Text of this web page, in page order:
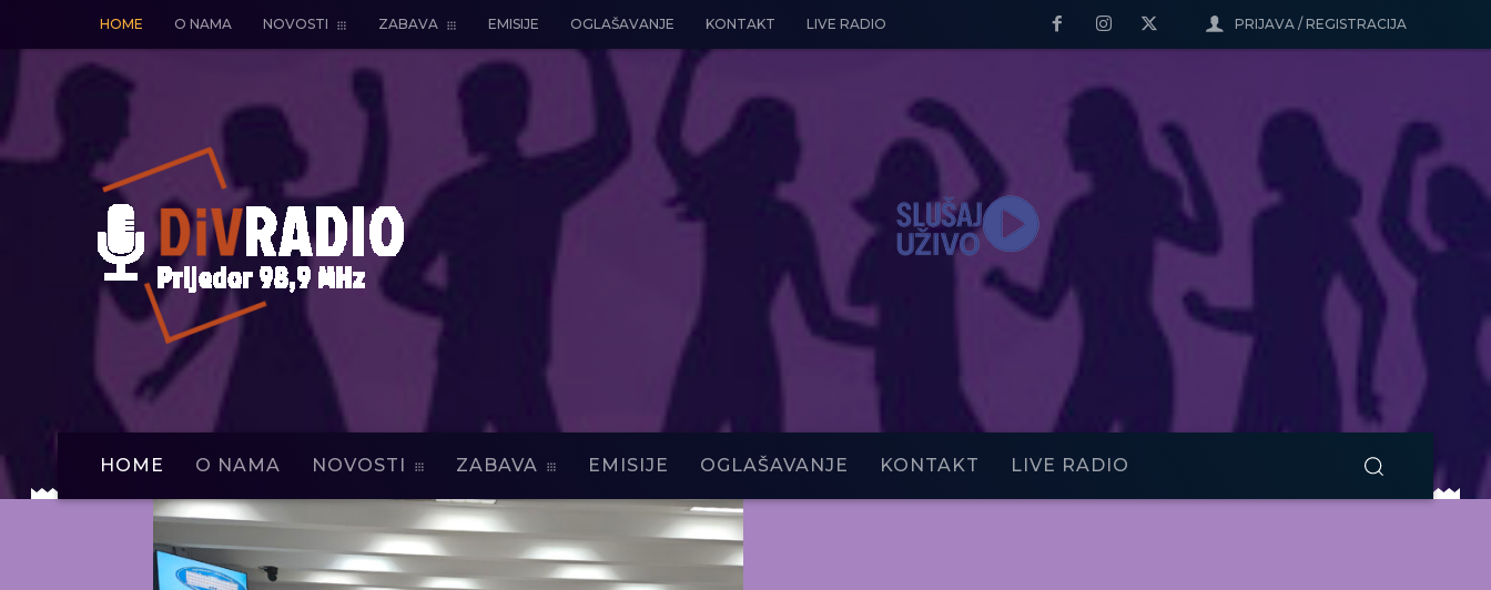
PRIJAVA / REGISTRACIJA
HOME O NAMA NOVOSTI ZABAVA EMISIJE OGLAŠAVANJE KONTAKT LIVE RADIO
HOME O NAMA NOVOSTI ZABAVA EMISIJE OGLAŠAVANJE KONTAKT LIVE RADIO